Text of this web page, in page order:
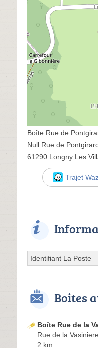
Boîte Rue de
Null Rue de
61290 Longny Les
Trajet
Identifiant La Poste
Boites
Boîte Rue de la
Rue de la Vasiniere
2 km